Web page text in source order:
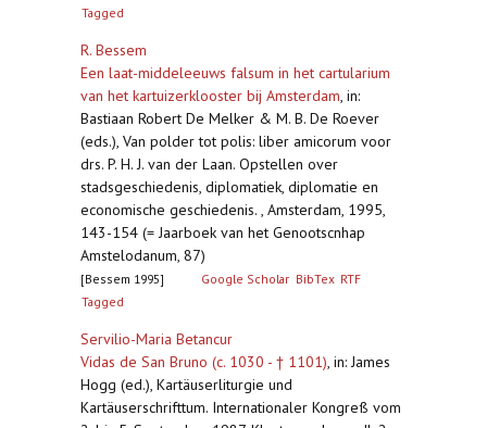
Tagged
R. Bessem
Een laat-middeleeuws falsum in het cartularium
van het kartuizerklooster bij Amsterdam, in:
Bastiaan Robert De Melker & M. B. De Roever
(eds.), Van polder tot polis: liber amicorum voor
drs. P. H. J. van der Laan. Opstellen over
stadsgeschiedenis, diplomatiek, diplomatie en
economische geschiedenis. , Amsterdam, 1995,
143-154 (= Jaarboek van het Genootscnhap
Amstelodanum, 87)
[Bessem 1995] Google Scholar BibTex RTF
Tagged
Servilio-Maria Betancur
Vidas de San Bruno (c. 1030 - † 1101), in: James
Hogg (ed.), Kartäuserliturgie und
Kartäuserschrifttum. Internationaler Kongreß vom